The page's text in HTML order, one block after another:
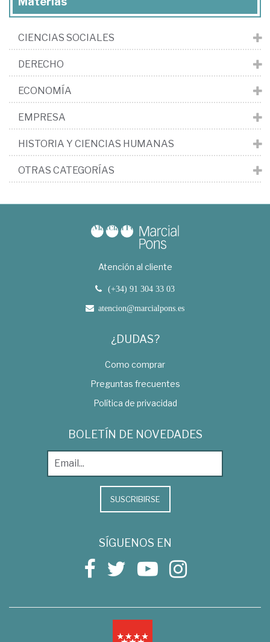
CIENCIAS SOCIALES
DERECHO
ECONOMÍA
EMPRESA
HISTORIA Y CIENCIAS HUMANAS
OTRAS CATEGORÍAS
Atención al cliente
(+34) 91 304 33 03
atencion@marcialpons.es
¿DUDAS?
Como comprar
Preguntas frecuentes
Política de privacidad
BOLETÍN DE NOVEDADES
SUSCRIBIRSE
SÍGUENOS EN